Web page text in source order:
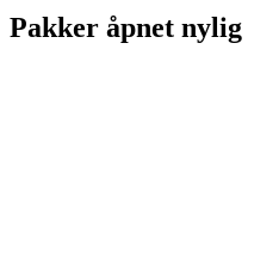
Pakker åpnet nylig